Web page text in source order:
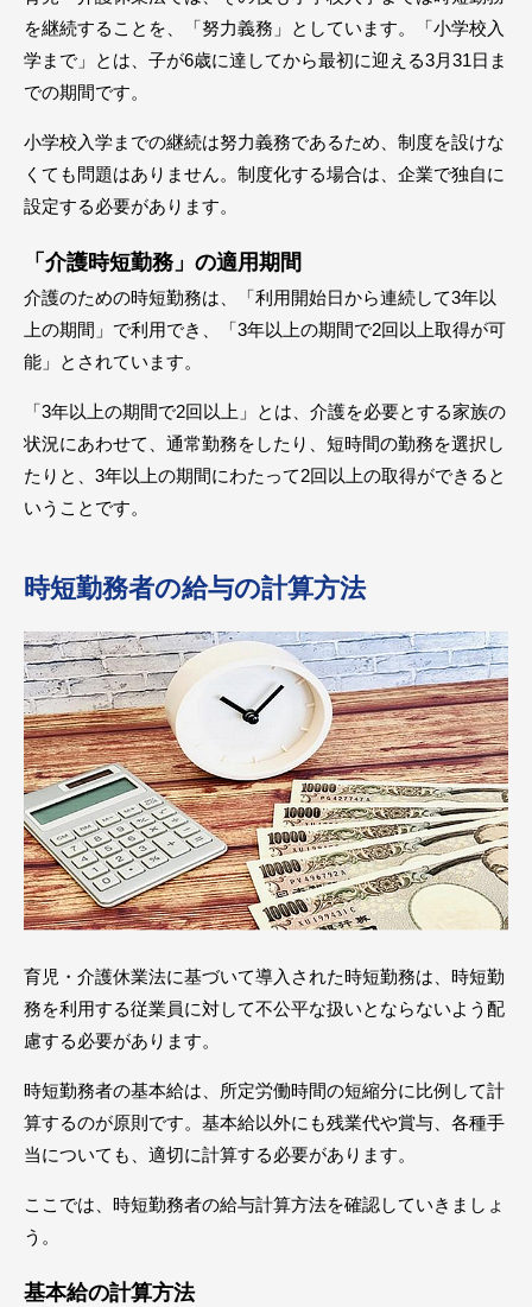
を継続することを、「努力義務」としています。「小学校入
学まで」とは、子が6歳に達してから最初に迎える3月31日ま
での期間です。
小学校入学までの継続は努力義務であるため、制度を設けな
くても問題はありません。制度化する場合は、企業で独自に
設定する必要があります。
「介護時短勤務」の適用期間
介護のための時短勤務は、「利用開始日から連続して3年以
上の期間」で利用でき、「3年以上の期間で2回以上取得が可
能」とされています。
「3年以上の期間で2回以上」とは、介護を必要とする家族の
状況にあわせて、通常勤務をしたり、短時間の勤務を選択し
たりと、3年以上の期間にわたって2回以上の取得ができると
いうことです。
時短勤務者の給与の計算方法
育児・介護休業法に基づいて導入された時短勤務は、時短勤
務を利用する従業員に対して不公平な扱いとならないよう配
慮する必要があります。
時短勤務者の基本給は、所定労働時間の短縮分に比例して計
算するのが原則です。基本給以外にも残業代や賞与、各種手
当についても、適切に計算する必要があります。
ここでは、時短勤務者の給与計算方法を確認していきましょ
う。
基本給の計算方法